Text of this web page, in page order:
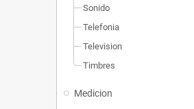
Sonido
Telefonia
Television
Timbres
Medicion